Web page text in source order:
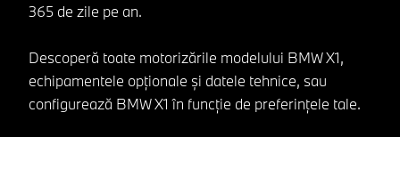
365 de zile pe an.
Descoperă toate motorizările modelului BMW X1,
echipamentele opționale și datele tehnice, sau
configurează BMW X1 în funcție de preferințele tale.